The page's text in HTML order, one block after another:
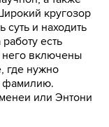
кругозор
суть и находить
есть
включены
где нужно
фамилию.
или Энтони